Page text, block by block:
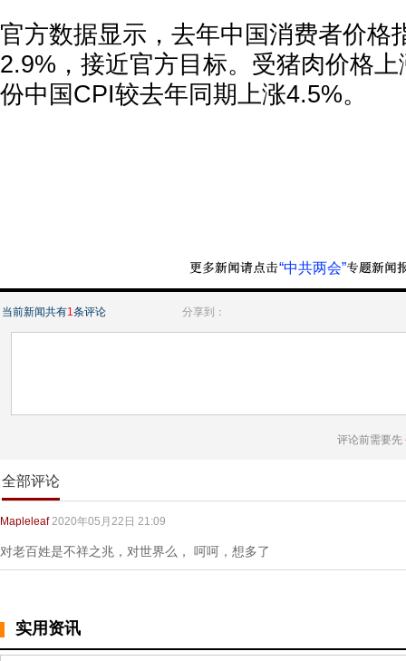
官方数据显示，去年中国消费者价格
2.9%，接近官方目标。受猪肉价格
份中国CPI较去年同期上涨4.5%。
“中共两会”
当前新闻共有1条评论 分享到：
评论前需要先
全部评论
Mapleleaf 2020年05月22日 21:09
对老百姓是不祥之兆，对世界么， 呵呵，想多了
实用资讯